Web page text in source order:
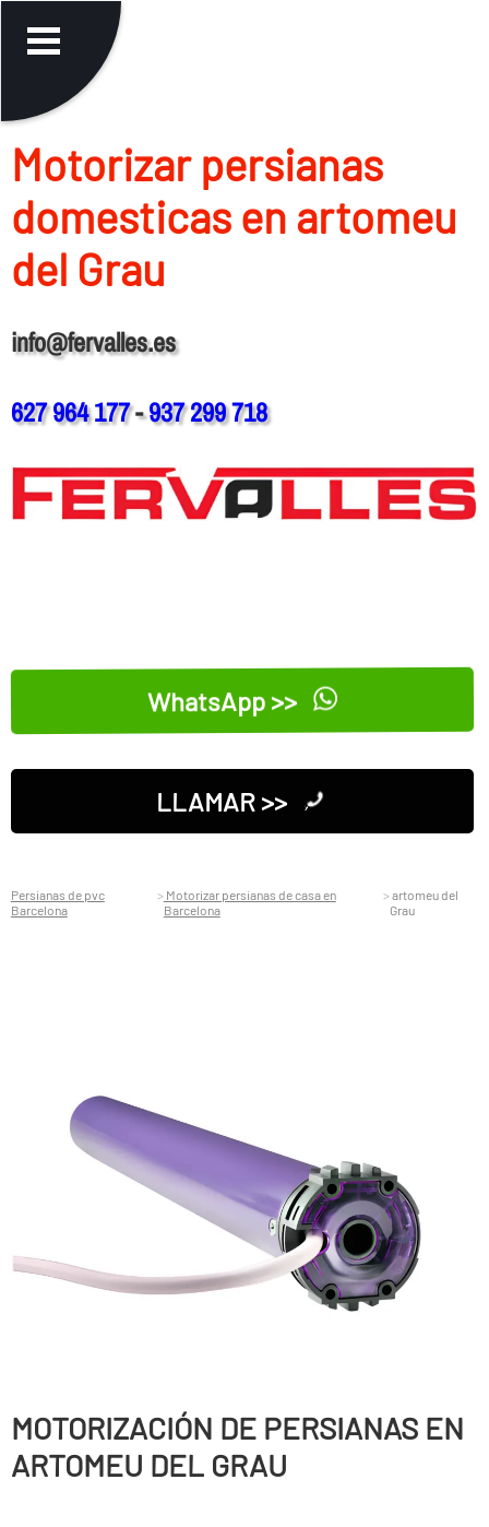
Motorizar persianas
domesticas en artomeu
del Grau
info@fervalles.es
627 964 177-937 299 718
WhatsApp >>
LLAMAR >>
Persianas de pvc
Barcelona
Motorizar persianas de casa en
Barcelona
artomeu del
Grau
MOTORIZACIÓN DE PERSIANAS EN
ARTOMEU DEL GRAU